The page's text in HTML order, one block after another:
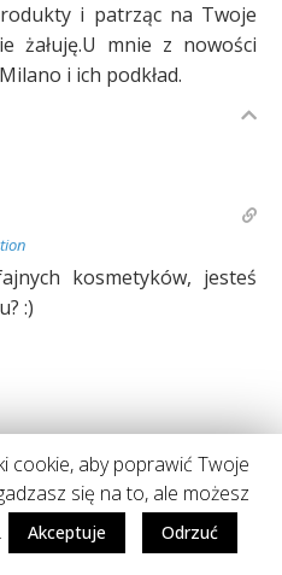
i patrząc na Twoje
żałuję.U mnie z nowości
i ich podkład.
kosmetyków, jesteś
:)
ale to szminkia skradla
ale ten pomarancz to
cookie, aby poprawić Twoje
się na to, ale możesz
Akceptuje Odrzuć